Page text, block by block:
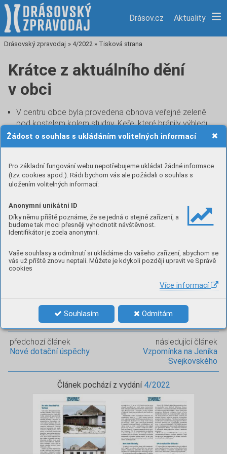
Žádost o souhlas s ukládáním volitelných informací
Pro základní fungování webu nepotřebujeme ukládat žádné informace
(tzv. cookies apod.). Rádi bychom vás ale požádali o souhlas s
uložením volitelných informací:
Anonymní unikátní ID
Díky němu příště poznáme, že se jedná o stejné zařízení, a
budeme tak moci přesněji vyhodnotit návštěvnost.
Identifikátor je zcela anonymní.
Vaše souhlasy a odmítnutí si ukládáme do vašeho zařízení, abychom se
vás už příště znovu neptali. Můžete je kdykoli později upravit ve Správě
cookies
Více informací
Souhlasím Odmítám
Drásov.cz Aktuality
Drásovský zpravodaj » 4/2022 » Tisková strana
Krátce z aktuálního dění
v obci
V centru obce byla provedena obnova veřejné zeleně
pod kostelem kolem studny. Keře, které bránily výhledu
při výjezdu z parkoviště byly nahrazeny záhonem
z půdopokryvných růží.
náměstí. Rozšíření bylo vzhledem k převisu poptávky
přislíbeno na přelomu roku, popř. v průběhu ledna.
Zahájili jsme projekční práce na instalaci fotovoltaických
elektráren na střechách obecních budov.
Prosíme majitele pejsků, aby pokud možno napsali na
obojky svých mazlíků tel. číslo, na které je možné volat
v případě záchytu pejska. Ne vždy se nám daří ztotožnit
Děkujeme.
Od ledna 2023 budou probíhat stavební práce na
průběžně informovat o případných omezeních
a podrobnější informace přineseme v následujícím vydání
Drásovského zpravodaje.
předchozí článek
Nové dotační úspěchy
následující článek
Vzpomínka na Jeníka
Svejkovského
Článek pochází z vydání 4/2022